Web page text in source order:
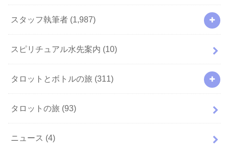
スタッフ執筆者 (1,987)
スピリチュアル水先案内 (10)
タロットとボトルの旅 (311)
タロットの旅 (93)
ニュース (4)